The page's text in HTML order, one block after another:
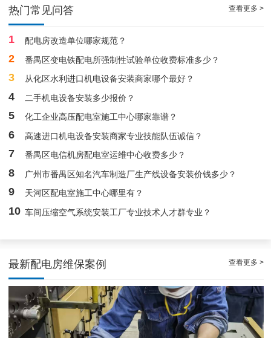
热门常见问答 查看更多 >
1 配电房改造单位哪家规范？
2 番禺区变电铁配电所强制性试验单位收费标准多少？
3 从化区水利进口机电设备安装商家哪个最好？
4 二手机电设备安装多少报价？
5 化工企业高压配电室施工中心哪家靠谱？
6 高速进口机电设备安装商家专业技能队伍诚信？
7 番禺区电信机房配电室运维中心收费多少？
8 广州市番禺区知名汽车制造厂生产线设备安装价钱多少？
9 天河区配电室施工中心哪里有？
10 车间压缩空气系统安装工厂专业技术人才群专业？
最新配电房维保案例 查看更多 >
白云配电房要求检修服务，支持配电房稳定